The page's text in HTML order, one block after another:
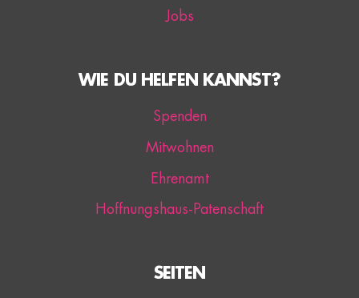
Jobs
WIE DU HELFEN KANNST?
Spenden
Mitwohnen
Ehrenamt
Hoffnungshaus-Patenschaft
SEITEN